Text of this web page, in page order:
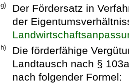
g)
Der Fördersatz in
der
h)
Die förderfähige
Landtausch nach §
nach folgender Formel: